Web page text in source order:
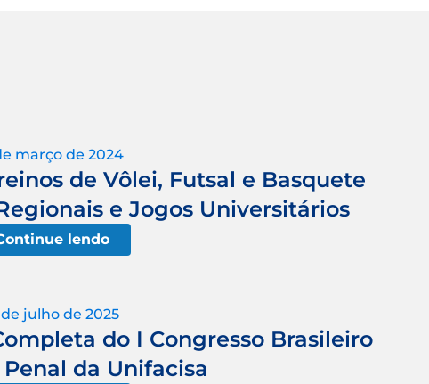
março de 2024
de Vôlei, Futsal e Basquete
e Jogos Universitários
lendo
de julho de 2025
do I Congresso Brasileiro
da Unifacisa